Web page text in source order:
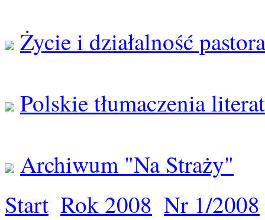
Życie i działalność
Polskie tłumaczenia
Archiwum "Na Straży"
Start Rok 2008 Nr 1/2008